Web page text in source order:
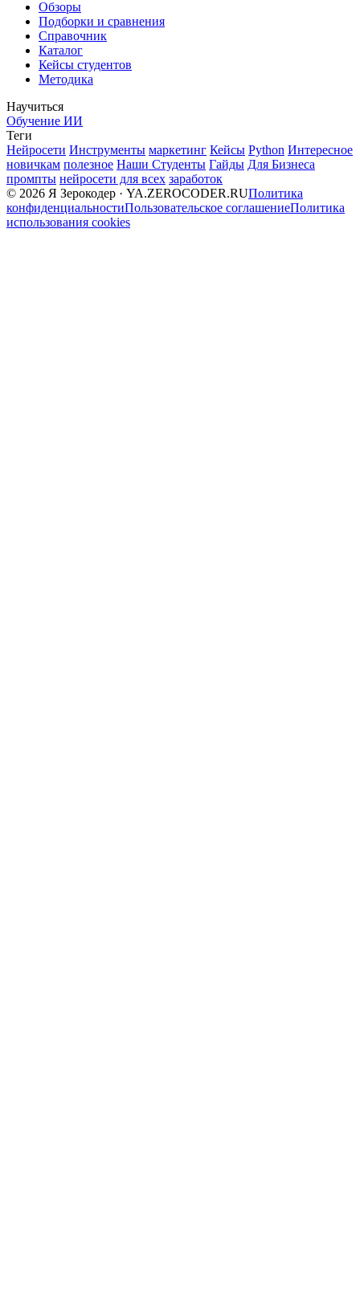
Обзоры
Подборки и сравнения
Справочник
Каталог
Кейсы студентов
Методика
Научиться
Обучение ИИ
Теги
Нейросети Инструменты маркетинг Кейсы Python Интересное
новичкам полезное Наши Студенты Гайды Для Бизнеса
промпты нейросети для всех заработок
© 2026 Я Зерокодер · YA.ZEROCODER.RUПолитика
конфиденциальностиПользовательское соглашениеПолитика
использования cookies